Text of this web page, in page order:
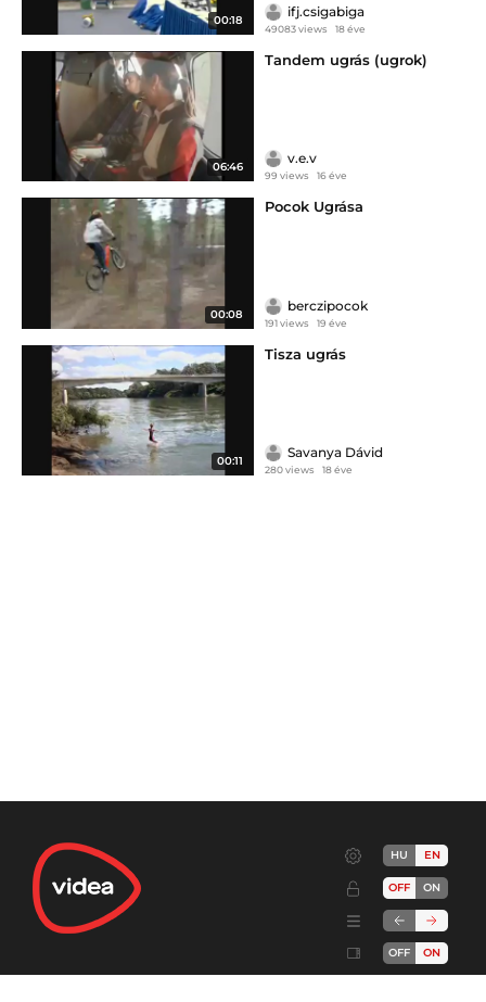
00:18
ifj.csigabiga
49083 views 18 éve
06:46
Tandem ugrás (ugrok)
v.e.v
99 views 16 éve
00:08
Pocok Ugrása
berczipocok
191 views 19 éve
00:11
Tisza ugrás
Savanya Dávid
280 views 18 éve
HU EN
OFF ON
OFF ON